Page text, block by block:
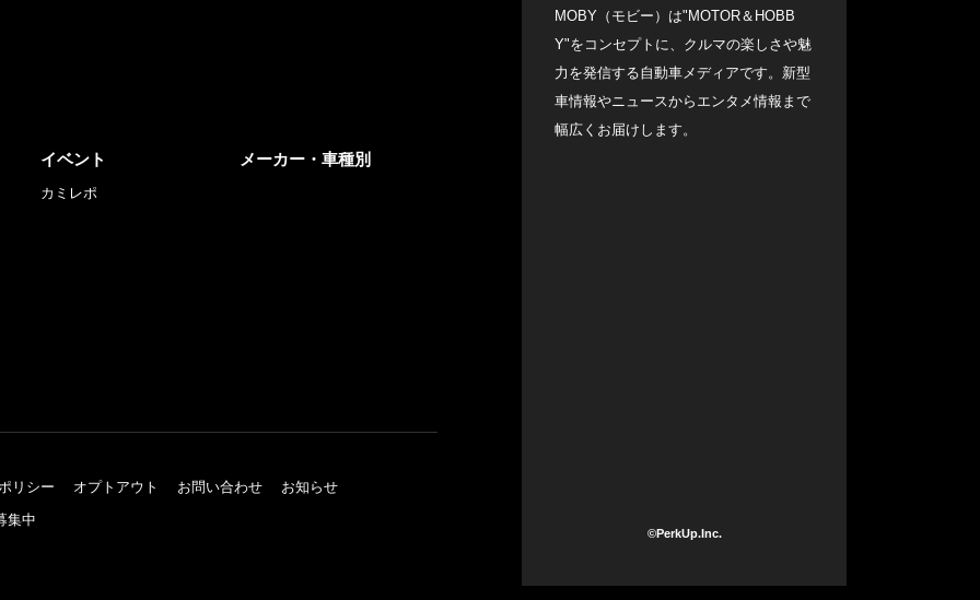
イベント
カミレポ
メーカー・車種別
リシー オプトアウト お問い合わせ
お知らせ
集中
MOBY（モビー）は"MOTOR＆HOBB
Y"をコンセプトに、クルマの楽しさや魅
力を発信する自動車メディアです。新型
車情報やニュースからエンタメ情報まで
幅広くお届けします。
©PerkUp.Inc.